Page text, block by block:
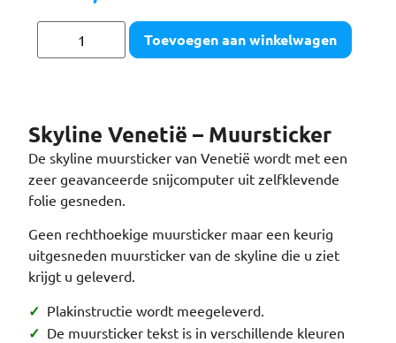
Toevoegen aan winkelwagen
Skyline Venetië – Muursticker
De skyline muursticker van Venetië wordt met een
zeer geavanceerde snijcomputer uit zelfklevende
folie gesneden.
Geen rechthoekige muursticker maar een keurig
uitgesneden muursticker van de skyline die u ziet
krijgt u geleverd.
✓ Plakinstructie wordt meegeleverd.
✓ De muursticker tekst is in verschillende kleuren